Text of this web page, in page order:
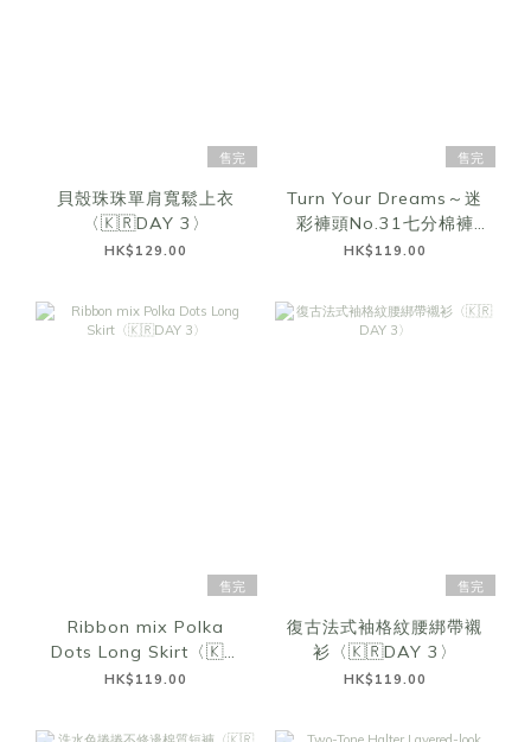
售完
貝殼珠珠單肩寬鬆上衣
〈🇰🇷DAY 3〉
HK$129.00
售完
Turn Your Dreams～迷
彩褲頭No.31七分棉褲
〈🇰🇷DAY 3〉
HK$119.00
售完
Ribbon mix Polka
Dots Long Skirt〈🇰🇷
DAY 3〉
HK$119.00
售完
復古法式袖格紋腰綁帶襯
衫〈🇰🇷DAY 3〉
HK$119.00